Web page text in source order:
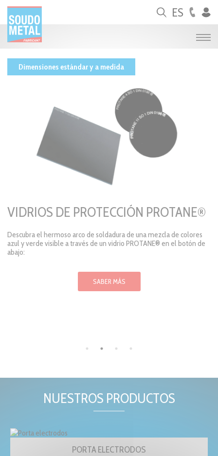
ES
Dimensiones estándar y a medida
VIDRIOS DE PROTECCIÓN PROTANE®
Descubra el hermoso arco de soldadura de una mezcla de colores
azul y verde visible a través de un vidrio PROTANE® en el botón de
abajo:
SABER MÁS
NUESTROS PRODUCTOS
PORTA ELECTRODOS
Panel de gestión de cookies